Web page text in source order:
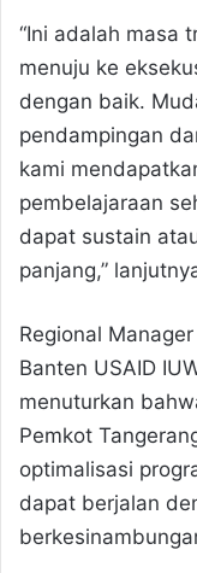
“Ini adalah masa
menuju ke
dengan baik.
pendampingan
kami
pembelajaraan
dapat sustain
panjang,”
Regional
Banten USAID
menuturkan
Pemkot
optimalisasi
dapat berjalan